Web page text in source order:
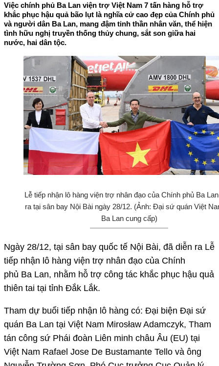
Việc chính phủ Ba Lan viện trợ Việt Nam 7 tấn hàng hỗ trợ
khắc phục hậu quả bão lụt là nghĩa cử cao đẹp của Chính phủ
và người dân Ba Lan, mang đậm tinh thần nhân văn, thể hiện
tình hữu nghị truyền thống thủy chung, sắt son giữa hai
nước, hai dân tộc.
Lễ tiếp nhận lô hàng viện trợ nhân đạo của Chính phủ Ba
ra tại sân bay Nội Bài ngày 28/12. (Ảnh: Đại sứ quán Việt
Ba Lan cung cấp)
Ngày 28/12, tại sân bay quốc tế Nội Bài, đã diễn ra Lễ
tiếp nhận lô hàng viện trợ nhân đạo của Chính
phủ Ba Lan, nhằm hỗ trợ công tác khắc phục hậu quả
thiên tai tại tỉnh Đắk Lắk.
Tham dự buổi tiếp nhận lô hàng có: Đại biện Đại sứ
quán Ba Lan tại Việt Nam Mirosław Adamczyk, Tham
tán công sứ Phái đoàn Liên minh châu Âu (EU) tại
Việt Nam Rafael Jose De Bustamante Tello và ông